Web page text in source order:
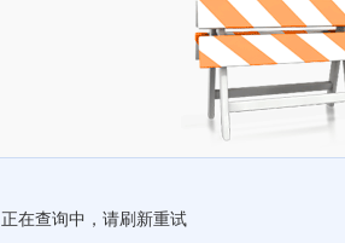
正在查询中，请刷新重试